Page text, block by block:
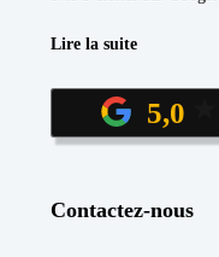
Lire la suite
5,0
Contactez-nous